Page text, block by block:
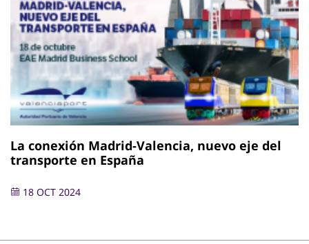
La conexión Madrid-Valencia, nuevo eje del
transporte en España
18 OCT 2024